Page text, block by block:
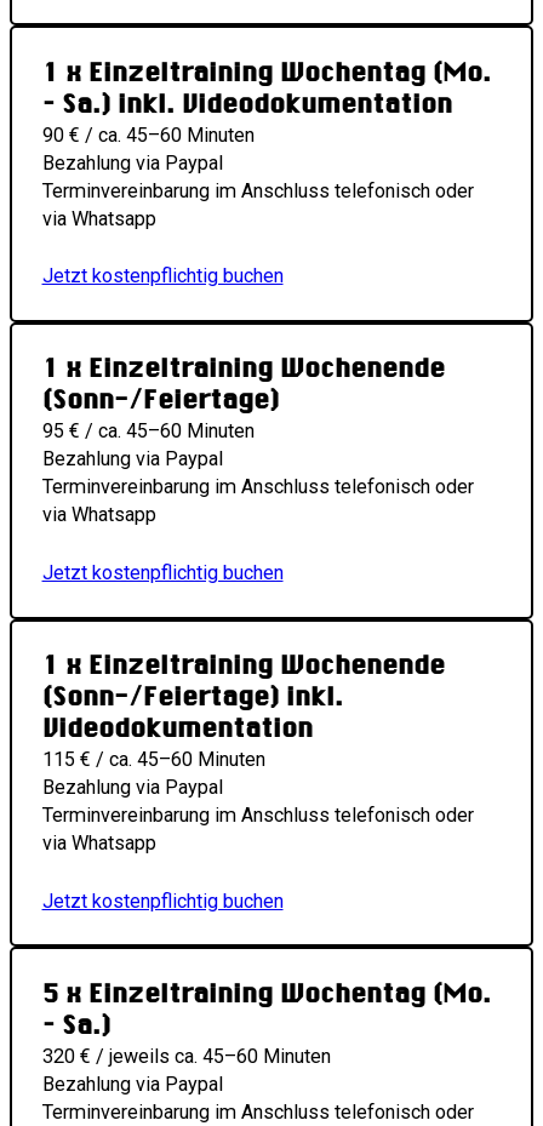
1 x Einzeltraining Wochentag (Mo.
– Sa.) inkl. Videodokumentation
90 € / ca. 45–60 Minuten
Bezahlung via Paypal
Terminvereinbarung im Anschluss telefonisch oder
via Whatsapp
Jetzt kostenpflichtig buchen
1 x Einzeltraining Wochenende
(Sonn-/Feiertage)
95 € / ca. 45–60 Minuten
Bezahlung via Paypal
Terminvereinbarung im Anschluss telefonisch oder
via Whatsapp
Jetzt kostenpflichtig buchen
1 x Einzeltraining Wochenende
(Sonn-/Feiertage) inkl.
Videodokumentation
115 € / ca. 45–60 Minuten
Bezahlung via Paypal
Terminvereinbarung im Anschluss telefonisch oder
via Whatsapp
Jetzt kostenpflichtig buchen
5 x Einzeltraining Wochentag (Mo.
– Sa.)
320 € / jeweils ca. 45–60 Minuten
Bezahlung via Paypal
Terminvereinbarung im Anschluss telefonisch oder